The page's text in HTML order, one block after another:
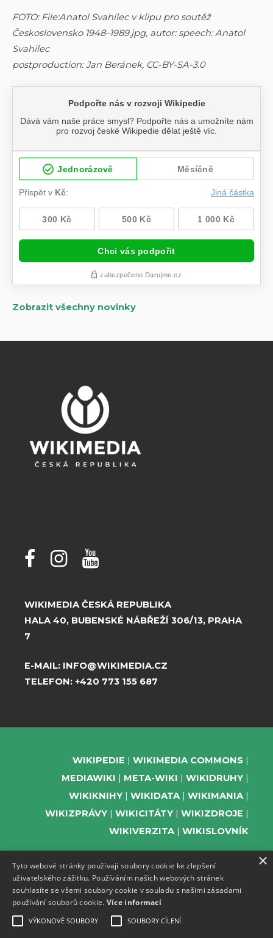
FOTO: File:Anatol Svahilec v klipu pro soutěž
Československo 1948–1989.jpg, autor: speech: Anatol
Svahilec
postproduction: Jan Beránek, CC-BY-SA-3.0
Zobrazit všechny novinky
WIKIMEDIA ČESKÁ REPUBLIKA
HALA 40, BUBENSKÉ NÁBŘEŽÍ 306/13, PRAHA
7
E-MAIL: INFO@WIKIMEDIA.CZ
TELEFON: +420 773 155 687
WIKIPEDIE
WIKIMEDIA COMMONS
MEDIAWIKI
META-WIKI
WIKIDRUHY
WIKIKNIHY
WIKIDATA
WIKIMANIA
WIKIZPRÁVY
WIKICITÁTY
WIKIZDROJE
WIKIVERZITA
WIKISLOVNÍK
PODPOŘTE NÁS
ODEBÍREJTE NEWSLETTER
TELEGRAM UDÁLOSTÍ WMČR
×
Tyto webové stránky používají soubory cookie ke zlepšení
uživatelského zážitku. Používáním našich webových stránek
souhlasíte se všemi soubory cookie v souladu s našimi zásadami
používání souborů cookie. Více informací
VÝKONOVÉ SOUBORY SOUBORY CÍLENÍ